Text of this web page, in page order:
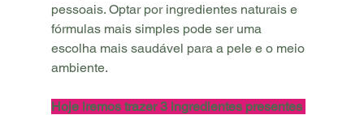
pessoais. Optar por ingredientes naturais e
fórmulas mais simples pode ser uma
escolha mais saudável para a pele e o meio
ambiente.
Hoje iremos trazer 3 ingredientes presentes